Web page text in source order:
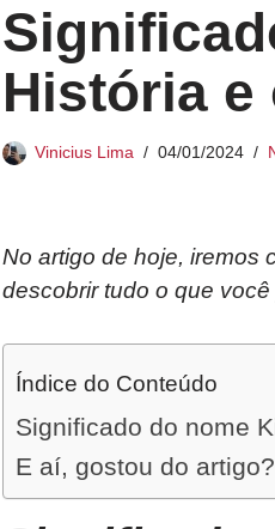
História e
Vinicius Lima 04/01/2024
No artigo de hoje, iremos
descobrir tudo o que
Índice do Conteúdo
Significado do nome
E aí, gostou do artigo?